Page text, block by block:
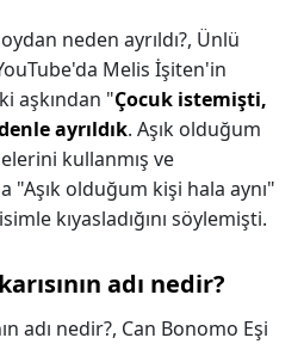
neden ayrıldı?, Ünlü
Melis İşiten'in
aşkından "Çocuk istemişti,
ayrıldık. Aşık olduğum
kullanmış ve
"Aşık olduğum kişi hala aynı"
kıyasladığını söylemişti.
adı nedir?
adı nedir?, Can Bonomo Eşi